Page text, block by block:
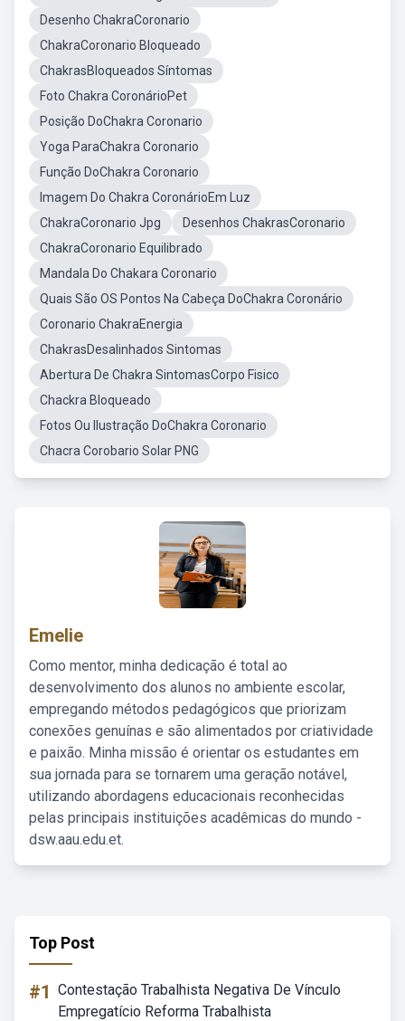
Desenho ChakraCoronario
ChakraCoronario Bloqueado
ChakrasBloqueados Síntomas
Foto Chakra CoronárioPet
Posição DoChakra Coronario
Yoga ParaChakra Coronario
Função DoChakra Coronario
Imagem Do Chakra CoronárioEm Luz
ChakraCoronario Jpg
Desenhos ChakrasCoronario
ChakraCoronario Equilibrado
Mandala Do Chakara Coronario
Quais São OS Pontos Na Cabeça DoChakra Coronário
Coronario ChakraEnergia
ChakrasDesalinhados Sintomas
Abertura De Chakra SintomasCorpo Fisico
Chackra Bloqueado
Fotos Ou Ilustração DoChakra Coronario
Chacra Corobario Solar PNG
Emelie
Como mentor, minha dedicação é total ao
desenvolvimento dos alunos no ambiente escolar,
empregando métodos pedagógicos que priorizam
conexões genuínas e são alimentados por criatividade
e paixão. Minha missão é orientar os estudantes em
sua jornada para se tornarem uma geração notável,
utilizando abordagens educacionais reconhecidas
pelas principais instituições acadêmicas do mundo -
dsw.aau.edu.et.
Top Post
#1 Contestação Trabalhista Negativa De Vínculo
Empregatício Reforma Trabalhista